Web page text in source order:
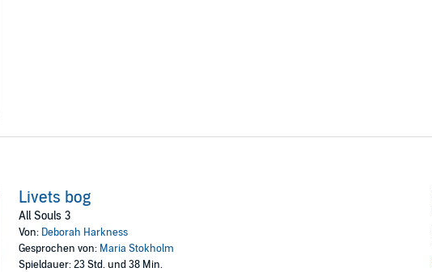
Livets bog
All Souls 3
Von: Deborah Harkness
Gesprochen von: Maria Stokholm
Spieldauer: 23 Std. und 38 Min.